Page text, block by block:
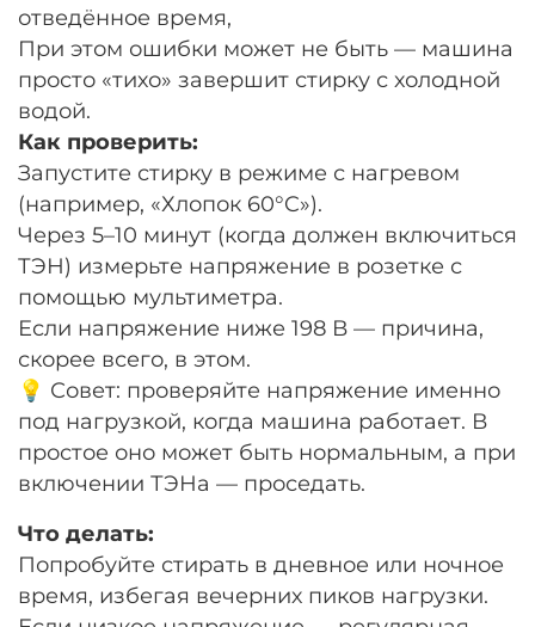
отведённое время,
При этом ошибки может не быть — машина
просто «тихо» завершит стирку с холодной
водой.
Как проверить:
Запустите стирку в режиме с нагревом
(например, «Хлопок 60°C»).
Через 5–10 минут (когда должен включиться
ТЭН) измерьте напряжение в розетке с
помощью мультиметра.
Если напряжение ниже 198 В — причина,
скорее всего, в этом.
💡 Совет: проверяйте напряжение именно
под нагрузкой, когда машина работает. В
простое оно может быть нормальным, а при
включении ТЭНа — проседать.
Что делать:
Попробуйте стирать в дневное или ночное
время, избегая вечерних пиков нагрузки.